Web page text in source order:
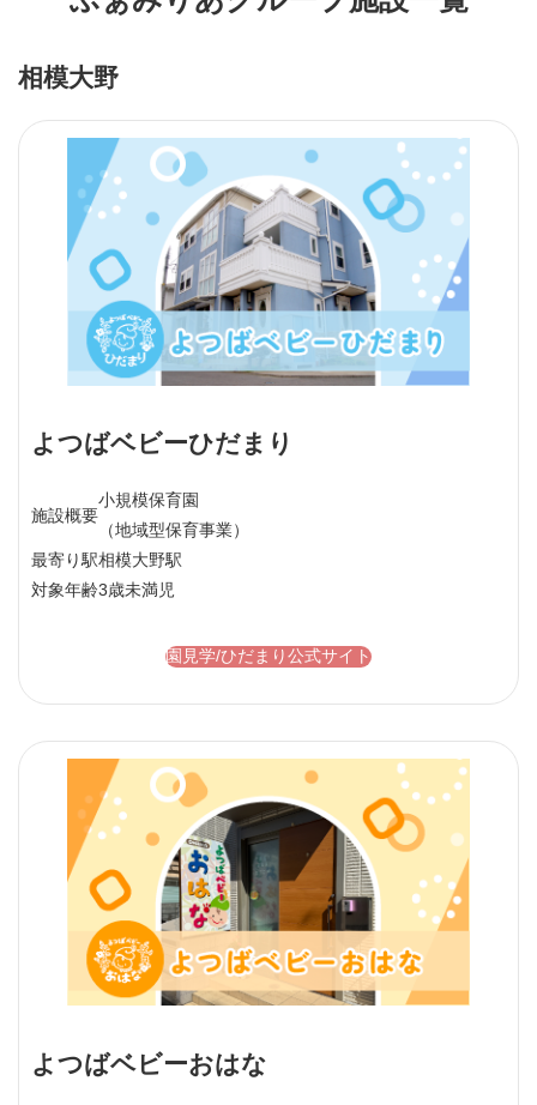
相模大野
よつばベビーひだまり
施設概要
小規模保育園
（地域型保育事業）
最寄り駅相模大野駅
対象年齢3歳未満児
園見学/ひだまり公式サイト
よつばベビーおはな